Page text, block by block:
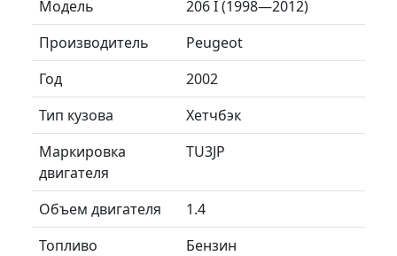
Модель
206 I (1998—2012)
Производитель
Peugeot
Год
2002
Тип кузова
Хетчбэк
Маркировка
двигателя
TU3JP
Объем двигателя
1.4
Топливо
Бензин